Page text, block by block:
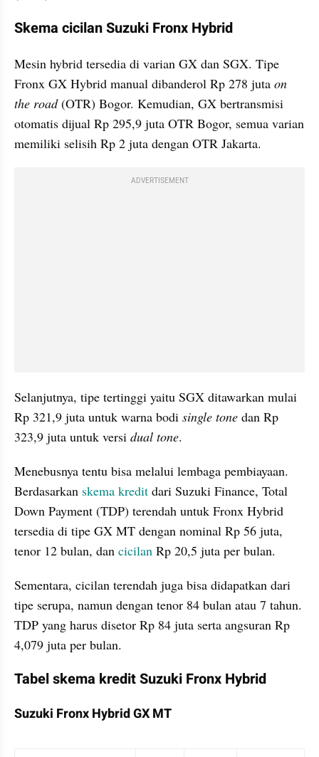
Skema cicilan Suzuki Fronx Hybrid
Mesin hybrid tersedia di varian GX dan SGX. Tipe
Fronx GX Hybrid manual dibanderol Rp 278 juta on
the road (OTR) Bogor. Kemudian, GX bertransmisi
otomatis dijual Rp 295,9 juta OTR Bogor, semua varian
memiliki selisih Rp 2 juta dengan OTR Jakarta.
ADVERTISEMENT
Selanjutnya, tipe tertinggi yaitu SGX ditawarkan mulai
Rp 321,9 juta untuk warna bodi single tone dan Rp
323,9 juta untuk versi dual tone.
Menebusnya tentu bisa melalui lembaga pembiayaan.
Berdasarkan skema kredit dari Suzuki Finance, Total
Down Payment (TDP) terendah untuk Fronx Hybrid
tersedia di tipe GX MT dengan nominal Rp 56 juta,
tenor 12 bulan, dan cicilan Rp 20,5 juta per bulan.
Sementara, cicilan terendah juga bisa didapatkan dari
tipe serupa, namun dengan tenor 84 bulan atau 7 tahun.
TDP yang harus disetor Rp 84 juta serta angsuran Rp
4,079 juta per bulan.
Tabel skema kredit Suzuki Fronx Hybrid
Suzuki Fronx Hybrid GX MT